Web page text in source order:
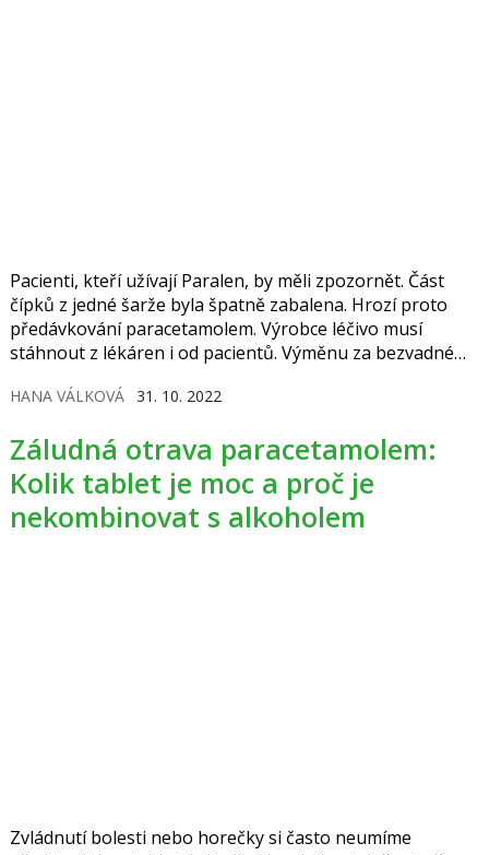
Pacienti, kteří užívají Paralen, by měli zpozornět. Část
čípků z jedné šarže byla špatně zabalena. Hrozí proto
předávkování paracetamolem. Výrobce léčivo musí
stáhnout z lékáren i od pacientů. Výměnu za bezvadné
kterému na trhu čípky Paralen chybí.
HANA VÁLKOVÁ 31. 10. 2022
Záludná otrava paracetamolem:
Kolik tablet je moc a proč je
nekombinovat s alkoholem
Zvládnutí bolesti nebo horečky si často neumíme